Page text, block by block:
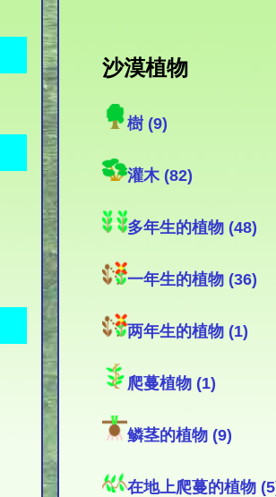
沙漠植物
樹 (9)
灌木 (82)
多年生的植物 (48)
一年生的植物 (36)
两年生的植物 (1)
爬蔓植物 (1)
鳞茎的植物 (9)
在地上爬蔓的植物